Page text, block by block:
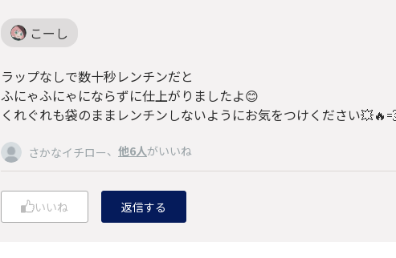
こーし
ラップなしで数十秒レンチンだと
ふにゃふにゃにならずに仕上がりましたよ😊
くれぐれも袋のままレンチンしないようにお気をつけください
さかなイチロー、 他6人がいいね
いいね 返信する